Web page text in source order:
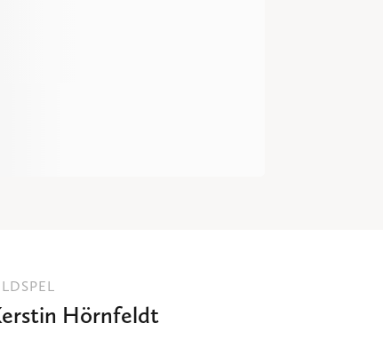
Hörnfeldt